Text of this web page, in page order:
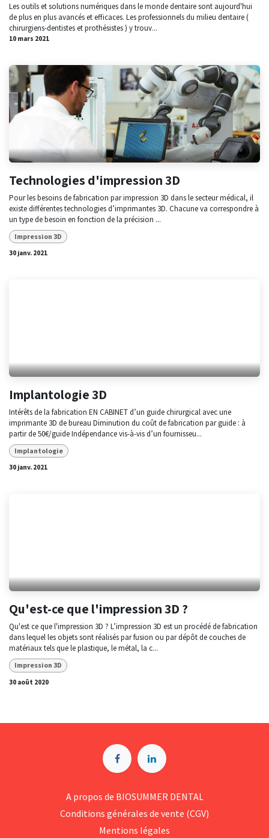
Les outils et solutions numériques dans le monde dentaire sont aujourd'hui
de plus en plus avancés et efficaces. Les professionnels du milieu dentaire (
chirurgiens-dentistes et prothésistes ) y trouv...
10 mars 2021
Technologies d'impression 3D
Pour les besoins de fabrication par impression 3D dans le secteur médical, il
existe différentes technologies d’imprimantes 3D. Chacune va correspondre à
un type de besoin en fonction de la précision ...
Impression 3D
30 janv. 2021
Implantologie 3D
Intérêts de la fabrication EN CABINET d’un guide chirurgical avec une
imprimante 3D de bureau Diminution du coût de fabrication par guide : à
partir de 50€/guide Indépendance vis-à-vis d’un fournisseu...
Implantologie
30 janv. 2021
Qu'est-ce que l'impression 3D ?
Qu'est ce que l'impression 3D ? L’impression 3D est un procédé de fabrication
dans lequel les objets sont réalisés par fusion ou par dépôt de couches de
matériaux tels que le plastique, le métal, la c...
Impression 3D
30 août 2020
A p​ropos de BIOSUMMER DENTAL
Conditions générales d​e vente (CGV)
Mentions légales